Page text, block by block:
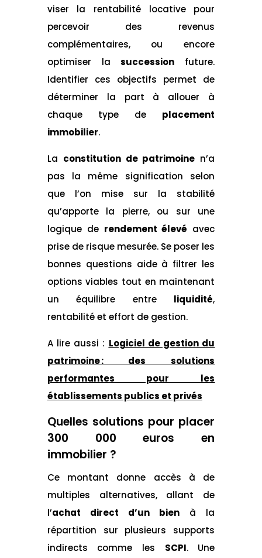
viser la rentabilité locative pour
percevoir des revenus
complémentaires, ou encore
optimiser la
succession
future.
Identifier ces objectifs permet de
déterminer la part à allouer à
chaque type de
placement
immobilier.
La constitution de patrimoine n’a
pas la même signification selon
que l’on mise sur la stabilité
qu’apporte la pierre, ou sur une
logique de rendement élevé avec
prise de risque mesurée. Se poser les
bonnes questions aide à filtrer les
options viables tout en maintenant
un équilibre entre
liquidité,
rentabilité et effort de gestion.
A lire aussi : Logiciel de gestion du
patrimoine : des solutions
performantes pour les
établissements publics et privés
Quelles solutions pour placer
300 000 euros en
immobilier ?
Ce montant donne accès à de
multiples alternatives, allant de
l’achat direct d’un bien
à la
répartition sur plusieurs supports
indirects comme les
SCPI. Une